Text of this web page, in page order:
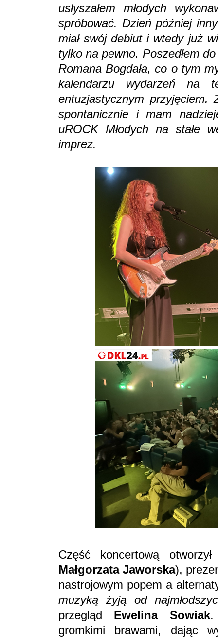
usłyszałem młodych
spróbować. Dzień później
miał swój debiut i wtedy już
tylko na pewno. Poszedłem
Romana Bogdała, co o tym
kalendarzu wydarzeń na
entuzjastycznym przyjęciem.
spontanicznie i mam
uROCK Młodych na stałe
imprez.
Część koncertową
Małgorzata Jaworska),
nastrojowym popem a
muzyką żyją od
przegląd Ewelina Sowiak.
gromkimi brawami, dając